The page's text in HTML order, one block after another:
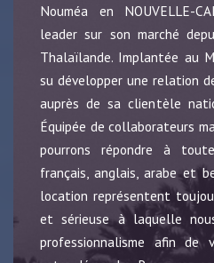
Nouméa en NOUVELLE-
leader sur son marché
Thalaïlande. Implantée au
su développer une relation
auprès de sa clientèle
Équipée de collaborateurs
pourrons répondre à
français, anglais, arabe et
location représentent
et sérieuse à laquelle
professionnalisme afin de